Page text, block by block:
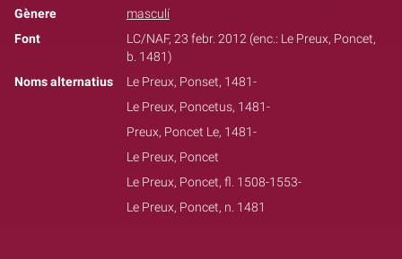
Gènere
masculí
Font
LC/NAF, 23 febr. 2012 (enc.: Le Preux, Poncet,
b. 1481)
Noms alternatius
Le Preux, Ponset, 1481-
Le Preux, Poncetus, 1481-
Preux, Poncet Le, 1481-
Le Preux, Poncet
Le Preux, Poncet, fl. 1508-1553-
Le Preux, Poncet, n. 1481